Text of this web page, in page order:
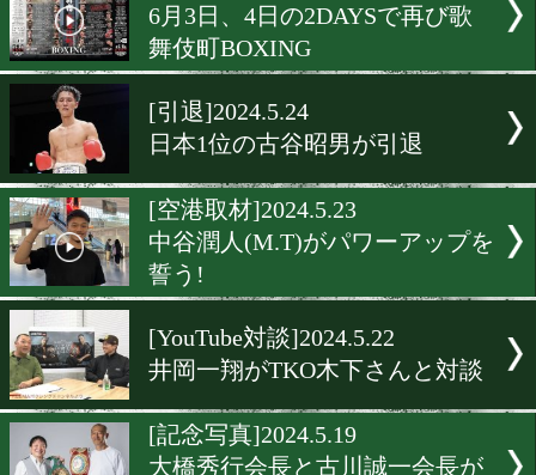
井岡一翔とマルティネスの
チケット6月3日から販売
[ニュース]2024.5.25
俳優・木幡竜一氏が大橋ジ
トレーナーに就任
[試合日程]2024.5.24
6月3日、4日の2DAYSで再
舞伎町BOXING
[引退]2024.5.24
日本1位の古谷昭男が引退